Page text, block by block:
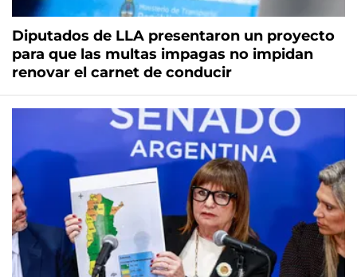
Diputados de LLA presentaron un proyecto
para que las multas impagas no impidan
renovar el carnet de conducir